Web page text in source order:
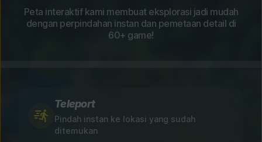
Peta interaktif kami membuat eksplorasi jadi mudah
dengan perpindahan instan dan pemetaan detail di
60+ game!
Teleport
Pindah instan ke lokasi yang sudah
ditemukan